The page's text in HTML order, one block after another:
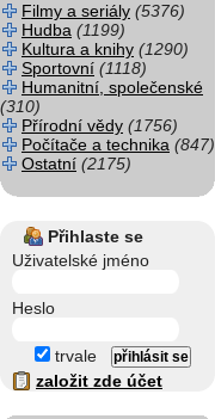
Filmy a seriály (5376)
Hudba (1199)
Kultura a knihy (1290)
Sportovní (1118)
Humanitní, společenské
(310)
Přírodní vědy (1756)
Počítače a technika (847)
Ostatní (2175)
Přihlaste se
Uživatelské jméno
Heslo
trvale
založit zde účet